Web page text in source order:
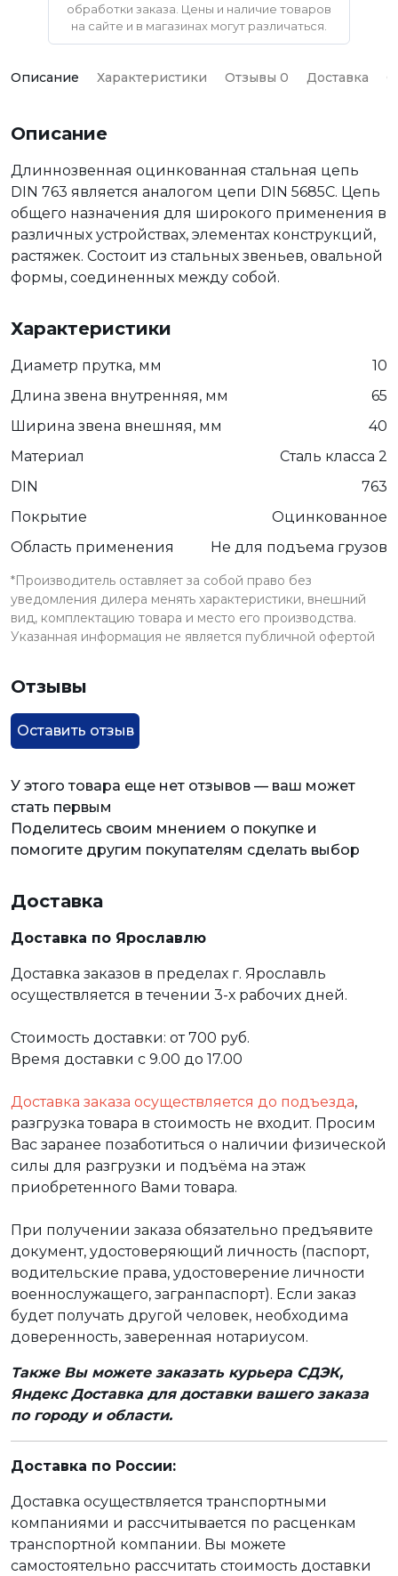
обработки заказа. Цены и наличие товаров
на сайте и в магазинах могут различаться.
Описание Характеристики Отзывы 0 Доставка
Описание
Длиннозвенная оцинкованная стальная цепь
DIN 763 является аналогом цепи DIN 5685C. Цепь
общего назначения для широкого применения в
различных устройствах, элементах конструкций,
растяжек. Состоит из стальных звеньев, овальной
формы, соединенных между собой.
Характеристики
Диаметр прутка, мм
10
Длина звена внутренняя, мм
65
Ширина звена внешняя, мм
40
Материал
Сталь класса 2
DIN
763
Покрытие
Оцинкованное
Область применения
Не для подъема грузов
*Производитель оставляет за собой право без
уведомления дилера менять характеристики, внешний
вид, комплектацию товара и место его производства.
Указанная информация не является публичной офертой
Отзывы
Оставить отзыв
У этого товара еще нет отзывов — ваш может
стать первым
Поделитесь своим мнением о покупке и
помогите другим покупателям сделать выбор
Доставка
Доставка по Ярославлю
Доставка заказов в пределах г. Ярославль
осуществляется в течении 3-х рабочих дней.
Стоимость доставки: от 700 руб.
Время доставки с 9.00 до 17.00
Доставка заказа осуществляется до подъезда,
разгрузка товара в стоимость не входит. Просим
Вас заранее позаботиться о наличии физической
силы для разгрузки и подъёма на этаж
приобретенного Вами товара.
При получении заказа обязательно предъявите
документ, удостоверяющий личность (паспорт,
водительские права, удостоверение личности
военнослужащего, загранпаспорт). Если заказ
будет получать другой человек, необходима
доверенность, заверенная нотариусом.
Также Вы можете заказать курьера СДЭК,
Яндекс Доставка для доставки вашего заказа
по городу и области.
Доставка по России:
Доставка осуществляется транспортными
компаниями и рассчитывается по расценкам
транспортной компании. Вы можете
самостоятельно рассчитать стоимость доставки